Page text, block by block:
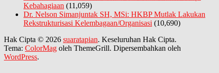
Kebahagiaan (11,059)
Dr. Nelson Simanjuntak SH, MSi: HKBP Mutlak Lakukan
Rekstrukturisasi Kelembagaan/Organisasi (10,690)
Hak Cipta © 2026 suaratapian. Keseluruhan Hak Cipta.
Tema: ColorMag oleh ThemeGrill. Dipersembahkan oleh
WordPress.